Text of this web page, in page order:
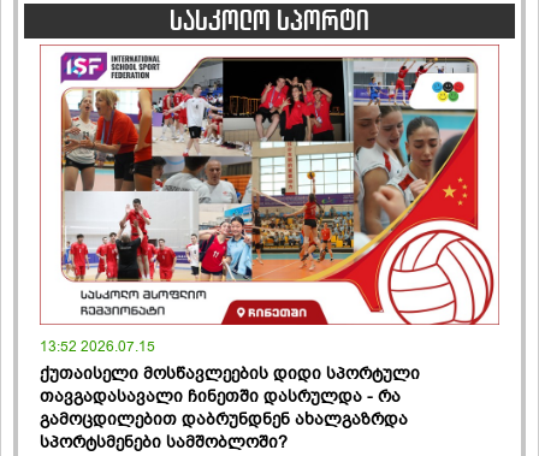
სასკოლო სპორტი
13:52 2026.07.15
ქუთაისელი მოსწავლეების დიდი სპორტული
თავგადასავალი ჩინეთში დასრულდა - რა
გამოცდილებით დაბრუნდნენ ახალგაზრდა
სპორტსმენები სამშობლოში?